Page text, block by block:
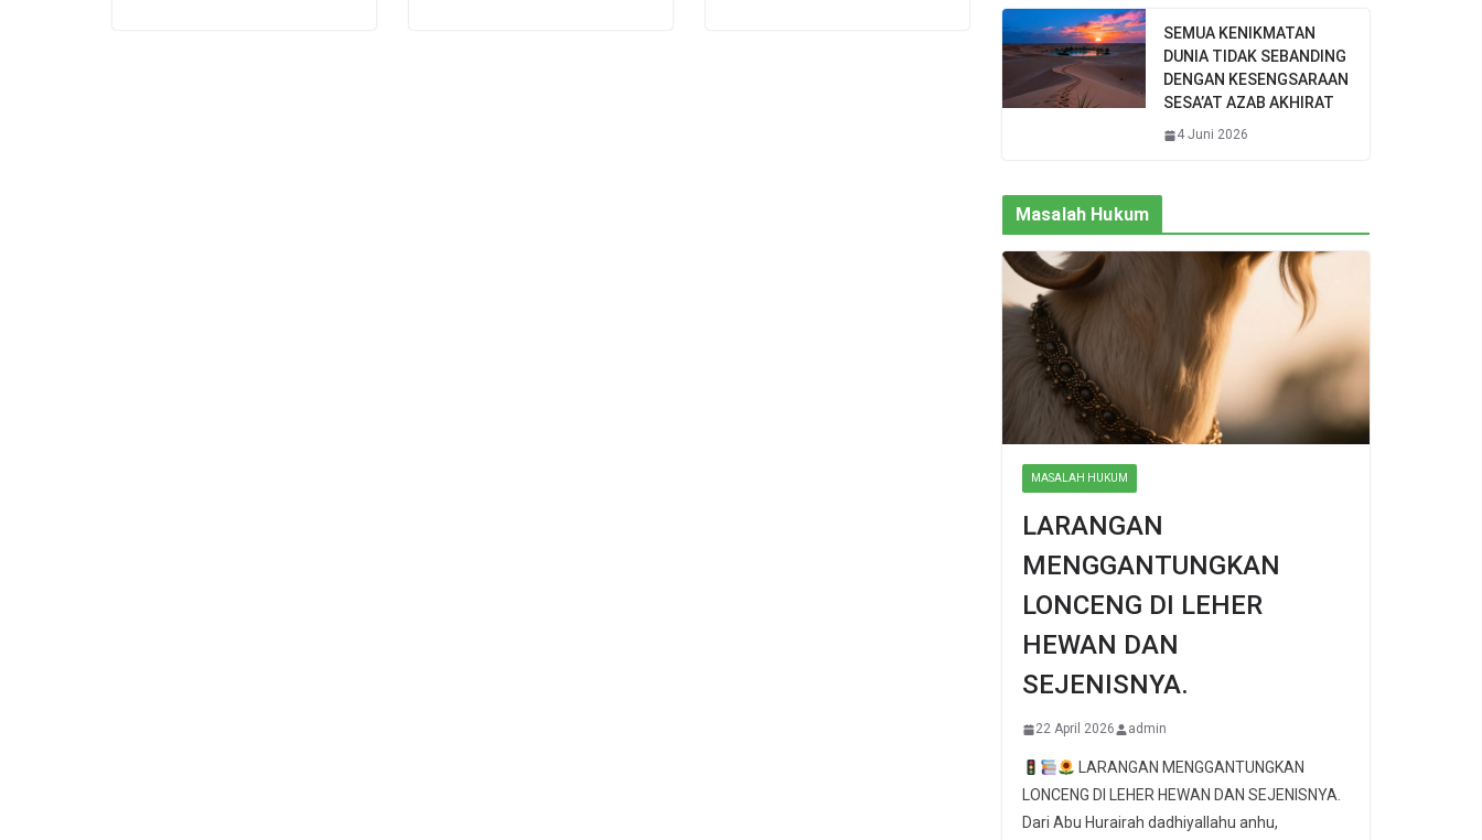
SEMUA KENIKMATAN
DUNIA TIDAK SEBANDING
DENGAN KESENGSARAAN
SESA’AT AZAB AKHIRAT
4 Juni 2026
Masalah Hukum
MASALAH HUKUM
LARANGAN
MENGGANTUNGKAN
LONCENG DI LEHER
HEWAN DAN
SEJENISNYA.
22 April 2026 admin
LARANGAN MENGGANTUNGKAN
LONCENG DI LEHER HEWAN DAN SEJENISNYA.
Dari Abu Hurairah dadhiyallahu anhu,